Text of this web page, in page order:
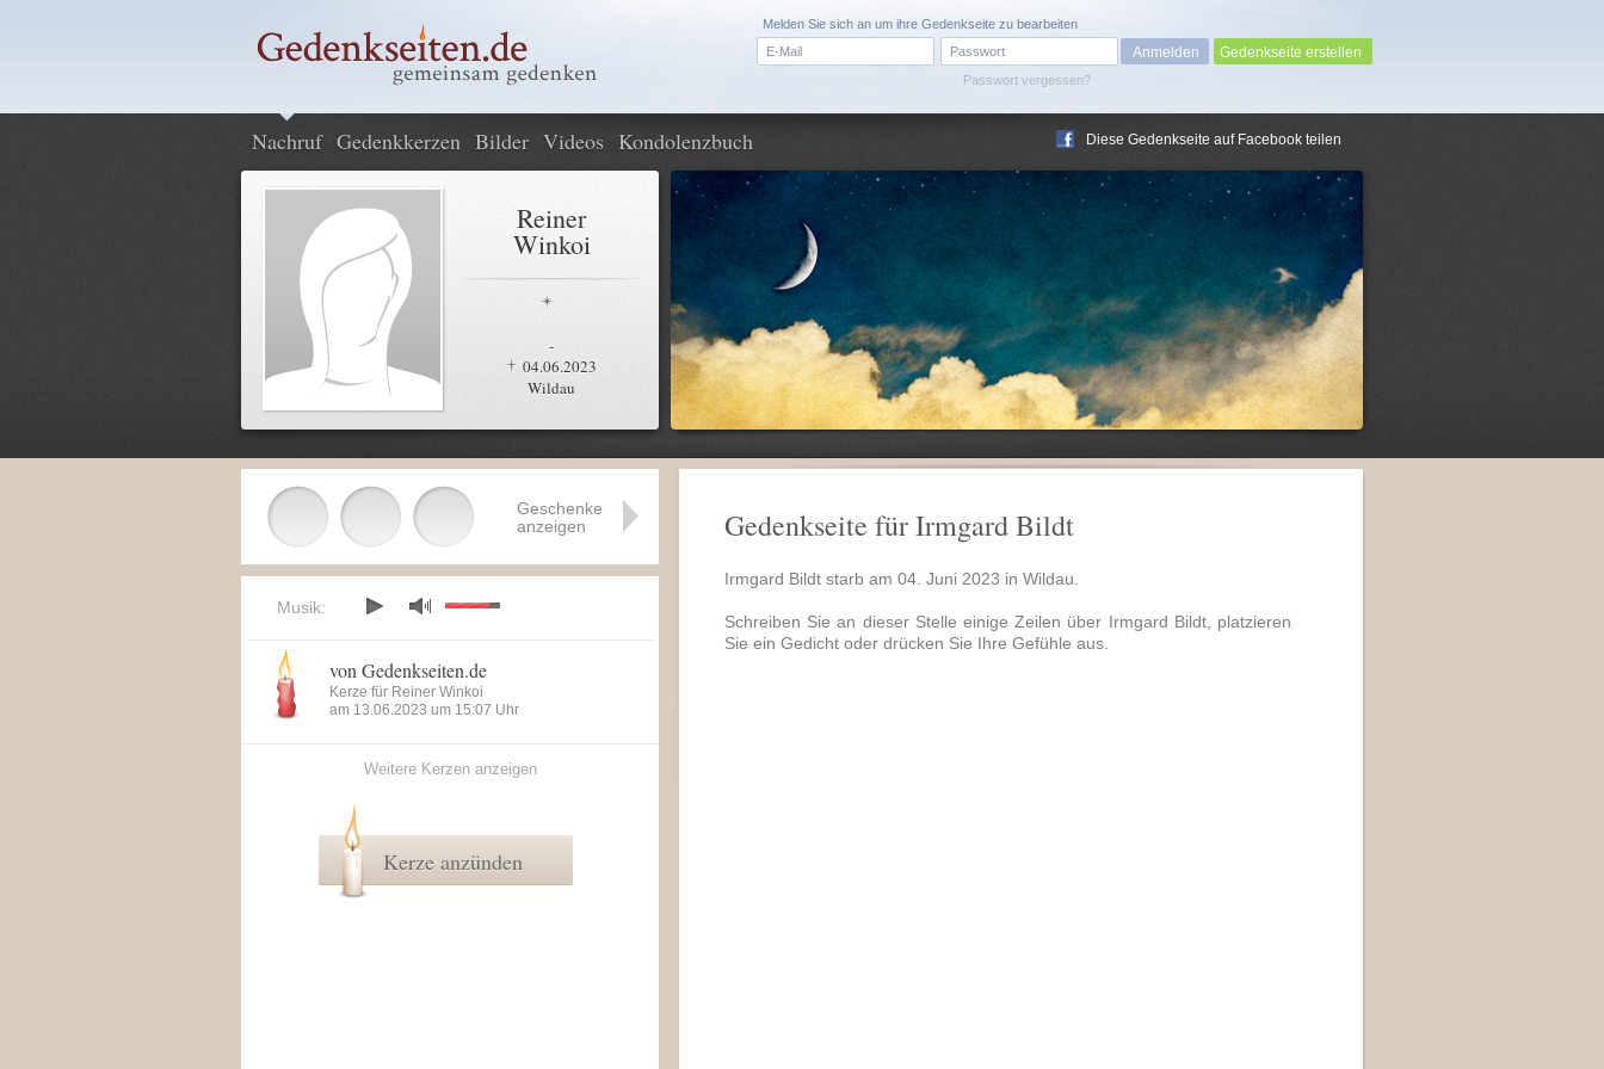
Passwort vergessen?
Melden Sie sich an um ihre Gedenkseite zu bearbeiten
Gedenkseite erstellen
Nachruf Gedenkkerzen Bilder Videos Kondolenzbuch Diese Gedenkseite auf Facebook teilen
Reiner
Winkoi
-
04.06.2023
Wildau
Gedenkseite für Irmgard Bildt
Irmgard Bildt starb am 04. Juni 2023 in Wildau.
Schreiben Sie an dieser Stelle einige Zeilen über Irmgard Bildt, platzieren
Sie ein Gedicht oder drücken Sie Ihre Gefühle aus.
Geschenke
anzeigen
Musik:
von Gedenkseiten.de
Kerze für Reiner Winkoi
am 13.06.2023 um 15:07 Uhr
Weitere Kerzen anzeigen
Kerze anzünden